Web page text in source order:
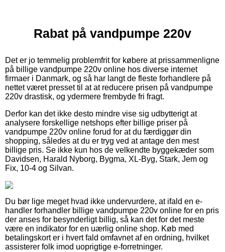
Rabat på vandpumpe 220v
Det er jo temmelig problemfrit for købere at prissammenligne
på billige vandpumpe 220v online hos diverse internet
firmaer i Danmark, og så har langt de fleste forhandlere på
nettet været presset til at at reducere prisen på vandpumpe
220v drastisk, og ydermere frembyde fri fragt.
Derfor kan det ikke desto mindre vise sig udbytterigt at
analysere forskellige netshops efter billige priser på
vandpumpe 220v online forud for at du færdiggør din
shopping, således at du er tryg ved at antage den mest
billige pris. Se ikke kun hos de velkendte byggekæder som
Davidsen, Harald Nyborg, Bygma, XL-Byg, Stark, Jem og
Fix, 10-4 og Silvan.
Du bør lige meget hvad ikke undervurdere, at ifald en e-
handler forhandler billige vandpumpe 220v online for en pris
der anses for besynderligt billig, så kan det for det meste
være en indikator for en uærlig online shop. Køb med
betalingskort er i hvert fald omfavnet af en ordning, hvilket
assisterer folk imod uoprigtige e-forretninger.